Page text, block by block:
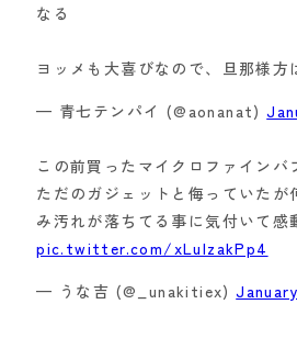
なる
ヨッメも大喜びなので、旦那様方
— 青七テンパイ (@aonanat)
この前買ったマイクロファインバ
ただのガジェットと侮っていたが
み汚れが落ちてる事に気付いて感
pic.twitter.com/xLuIzakPp4
— うな吉 (@_unakitiex)